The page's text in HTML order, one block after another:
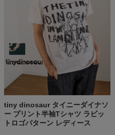
tiny dinosaur タイニーダイナソ
ー プリント半袖Tシャツ ラビッ
トロゴパターン レディース